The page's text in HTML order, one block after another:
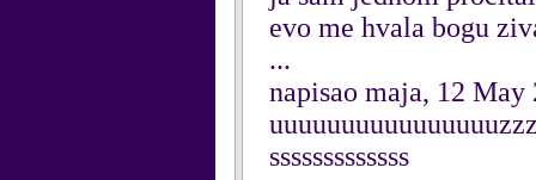
evo me hvala bogu
...
napisao maja, 12 May
sssssssssssss